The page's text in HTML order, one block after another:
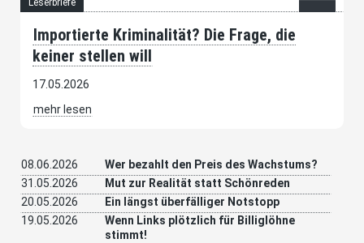
Leserbriefe
Importierte Kriminalität? Die Frage, die
keiner stellen will
17.05.2026
mehr lesen
08.06.2026
Wer bezahlt den Preis des Wachstums?
31.05.2026
Mut zur Realität statt Schönreden
20.05.2026
Ein längst überfälliger Notstopp
19.05.2026
Wenn Links plötzlich für Billiglöhne
stimmt!